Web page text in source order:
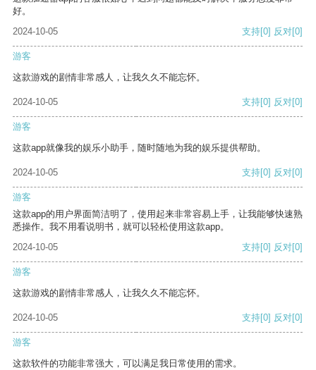
好。
2024-10-05
支持[0] 反对[0]
游客
这款游戏的剧情非常感人，让我久久不能忘怀。
2024-10-05 支持[0] 反对[0]
游客
这款app就像我的娱乐小助手，随时随地为我的娱乐提供帮助。
2024-10-05 支持[0] 反对[0]
游客
这款app的用户界面简洁明了，使用起来非常容易上手，让我能够快速熟
悉操作。我不用看说明书，就可以轻松使用这款app。
2024-10-05
支持[0] 反对[0]
游客
这款游戏的剧情非常感人，让我久久不能忘怀。
2024-10-05 支持[0] 反对[0]
游客
这款软件的功能非常强大，可以满足我日常使用的需求。